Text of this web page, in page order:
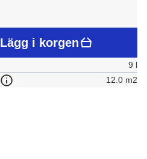
Lägg i korgen
9 l
12.0 m2